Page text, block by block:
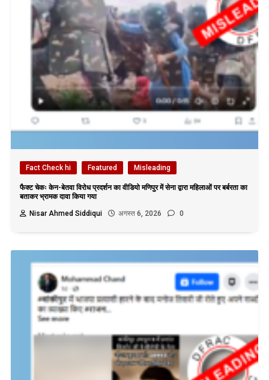
Fact Check hi Featured Misleading
फैक्ट चेकः केन-बेतवा विरोध प्रदर्शन का वीडियो मणिपुर में सेना द्वारा महिलाओं पर बर्बरता का
बताकर भ्रामक दावा किया गया
Nisar Ahmed Siddiqui
अगस्त 6, 2026 0